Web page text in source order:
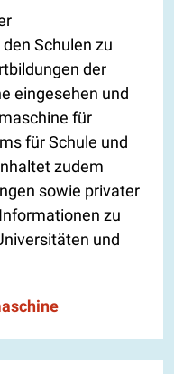
Schulen zu
der
eingesehen und
für
für Schule und
zudem
sowie privater
zu
und